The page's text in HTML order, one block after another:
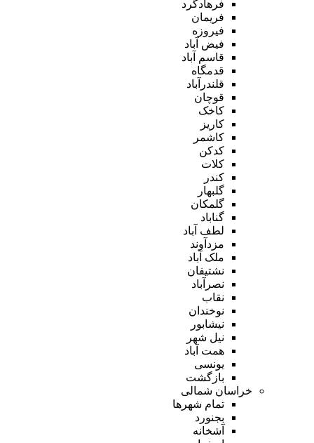
فرهادگرد
فریمان
فیروزه
فیض آباد
قاسم آباد
قدمگاه
قلندرآباد
قوچان
کاخک
کاریز
کاشمر
کدکن
کلات
کندر
گلبهار
گلمکان
گناباد
لطف آباد
مزدآوند
ملک آباد
نشتیفان
نصرآباد
نقاب
نوخندان
نیشابور
نیل شهر
همت آباد
یونسی
بازگشت
خراسان شمالی
تمام شهر‌ها
بجنورد
آشخانه